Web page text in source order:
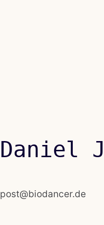
Daniel
post@biodancer.de